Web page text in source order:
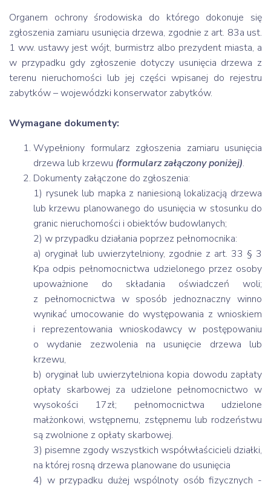
Organem ochrony środowiska do którego dokonuje się
zgłoszenia zamiaru usunięcia drzewa, zgodnie z art. 83a ust.
1 ww. ustawy jest wójt, burmistrz albo prezydent miasta, a
w przypadku gdy zgłoszenie dotyczy usunięcia drzewa z
terenu nieruchomości lub jej części wpisanej do rejestru
zabytków – wojewódzki konserwator zabytków.
Wymagane dokumenty:
Wypełniony formularz zgłoszenia zamiaru usunięcia
drzewa lub krzewu (formularz załączony poniżej).
Dokumenty załączone do zgłoszenia:
1) rysunek lub mapka z naniesioną lokalizacją drzewa
lub krzewu planowanego do usunięcia w stosunku do
granic nieruchomości i obiektów budowlanych;
2) w przypadku działania poprzez pełnomocnika:
a) oryginał lub uwierzytelniony, zgodnie z art. 33 § 3
Kpa odpis pełnomocnictwa udzielonego przez osoby
upoważnione do składania oświadczeń woli;
z pełnomocnictwa w sposób jednoznaczny winno
wynikać umocowanie do występowania z wnioskiem
i reprezentowania wnioskodawcy w postępowaniu
o wydanie zezwolenia na usunięcie drzewa lub
krzewu,
b) oryginał lub uwierzytelniona kopia dowodu zapłaty
opłaty skarbowej za udzielone pełnomocnictwo w
wysokości 17zł; pełnomocnictwa udzielone
małżonkowi, wstępnemu, zstępnemu lub rodzeństwu
są zwolnione z opłaty skarbowej.
3) pisemne zgody wszystkich współwłaścicieli działki,
na której rosną drzewa planowane do usunięcia
4) w przypadku dużej wspólnoty osób fizycznych -